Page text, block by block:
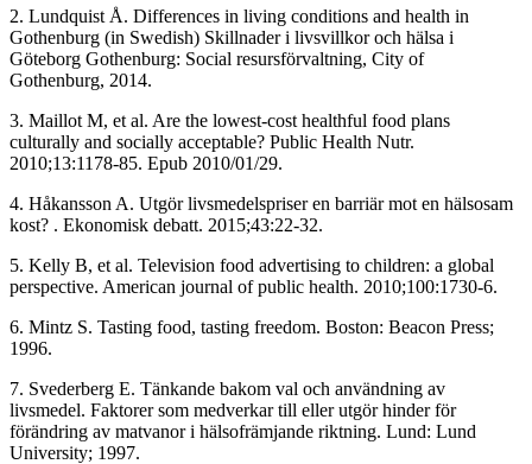
2. Lundquist Å. Differences in living conditions and health in
Gothenburg (in Swedish) Skillnader i livsvillkor och hälsa i
Göteborg Gothenburg: Social resursförvaltning, City of
Gothenburg, 2014.
3. Maillot M, et al. Are the lowest-cost healthful food plans
culturally and socially acceptable? Public Health Nutr.
2010;13:1178-85. Epub 2010/01/29.
4. Håkansson A. Utgör livsmedelspriser en barriär mot en hälsosam
kost? . Ekonomisk debatt. 2015;43:22-32.
5. Kelly B, et al. Television food advertising to children: a global
perspective. American journal of public health. 2010;100:1730-6.
6. Mintz S. Tasting food, tasting freedom. Boston: Beacon Press;
1996.
7. Svederberg E. Tänkande bakom val och användning av
livsmedel. Faktorer som medverkar till eller utgör hinder för
förändring av matvanor i hälsofrämjande riktning. Lund: Lund
University; 1997.